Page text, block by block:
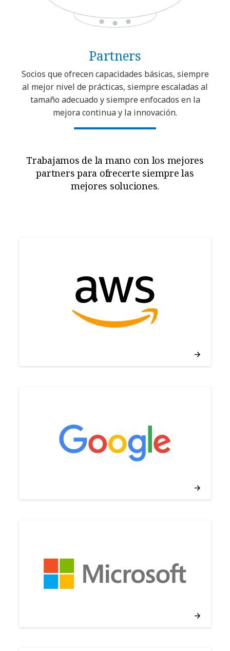
Partners
Socios que ofrecen capacidades básicas, siempre
al mejor nivel de prácticas, siempre escaladas al
tamaño adecuado y siempre enfocados en la
mejora continua y la innovación.
Trabajamos de la mano con los mejores
partners para ofrecerte siempre las
mejores soluciones.